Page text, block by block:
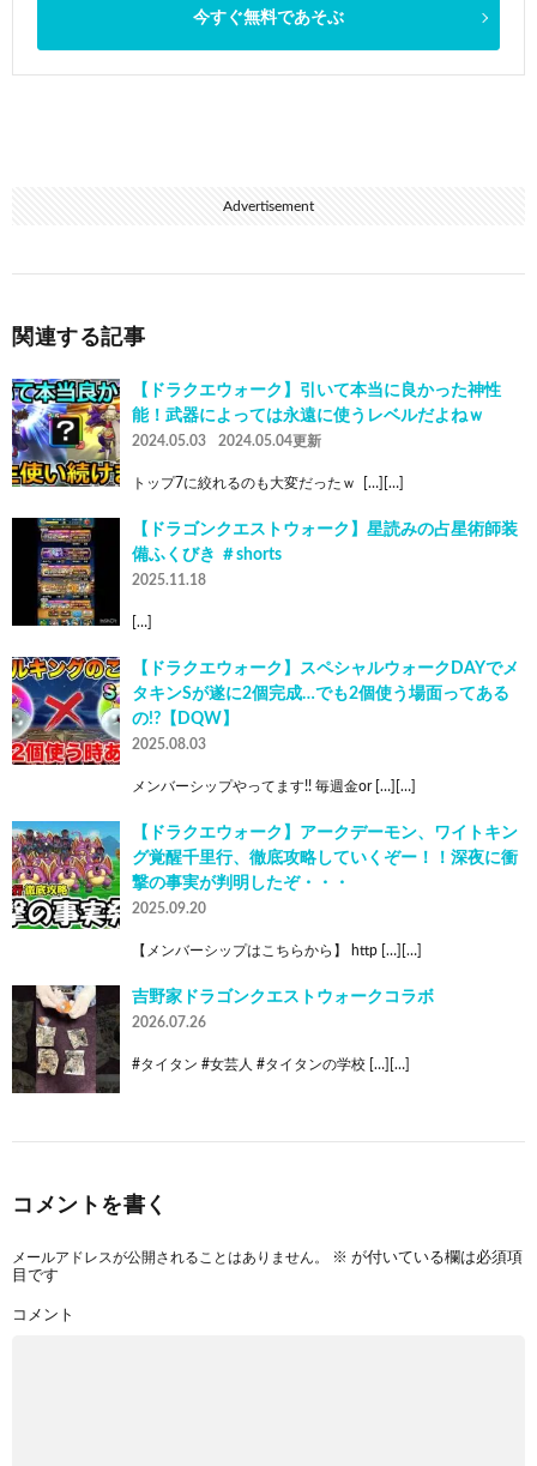
今すぐ無料であそぶ
Advertisement
関連する記事
【ドラクエウォーク】引いて本当に良かった神性
能！武器によっては永遠に使うレベルだよねｗ
2024.05.03 2024.05.04更新
トップ7に絞れるのも大変だったｗ  […][…]
【ドラゴンクエストウォーク】星読みの占星術師装
備ふくびき ＃shorts
2025.11.18
[…]
【ドラクエウォーク】スペシャルウォークDAYでメ
タキンSが遂に2個完成…でも2個使う場面ってある
の!?【DQW】
2025.08.03
メンバーシップやってます!! 毎週金or […][…]
【ドラクエウォーク】アークデーモン、ワイトキン
グ覚醒千里行、徹底攻略していくぞー！！深夜に衝
撃の事実が判明したぞ・・・
2025.09.20
【メンバーシップはこちらから】 http […][…]
吉野家ドラゴンクエストウォークコラボ
2026.07.26
#タイタン #女芸人 #タイタンの学校 […][…]
コメントを書く
メールアドレスが公開されることはありません。 ※ が付いている欄は必須項
目です
コメント